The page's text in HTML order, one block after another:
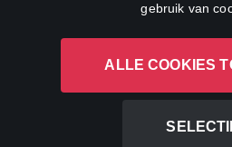
gebruik van
ALLE COOKIES
CANAL+ Luxembourg S. à r.l., Rue